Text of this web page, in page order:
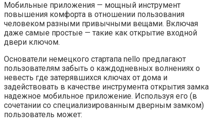
Мобильные приложения — мощный инструмент
повышения комфорта в отношении пользования
человеком разными привычными вещами. Включая
даже самые простые — такие как открытие входной
двери ключом.
Основатели немецкого стартапа nello предлагают
пользователям забыть о каждодневных волнениях о
невесть где затерявшихся ключах от дома и
задействовать в качестве инструмента открытия замка
надежное мобильное приложение. Используя его (в
сочетании со специализированным дверным замком)
пользователь может: